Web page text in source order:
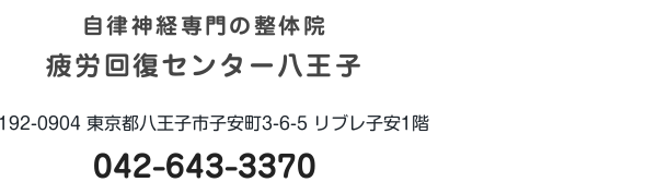
自律神経専門の整体院
疲労回復センター八王子
0904 東京都八王子市子安町3-6-5 リブレ子安1階
042-643-3370